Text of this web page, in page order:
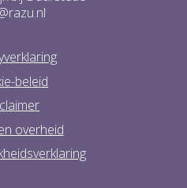
beleid
overheid